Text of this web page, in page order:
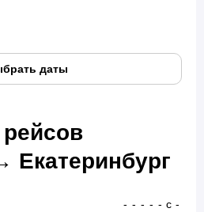
даты
Екатеринбург
- - - - - с -